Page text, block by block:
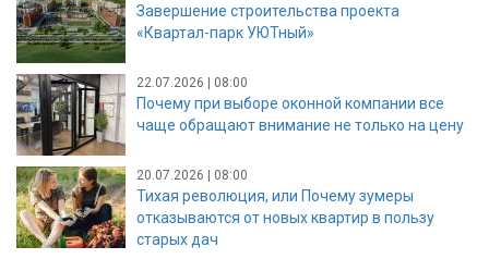
Завершение строительства проекта
«Квартал-парк УЮТный»
22.07.2026 | 08:00
Почему при выборе оконной компании все
чаще обращают внимание не только на цену
20.07.2026 | 08:00
Тихая революция, или Почему зумеры
отказываются от новых квартир в пользу
старых дач